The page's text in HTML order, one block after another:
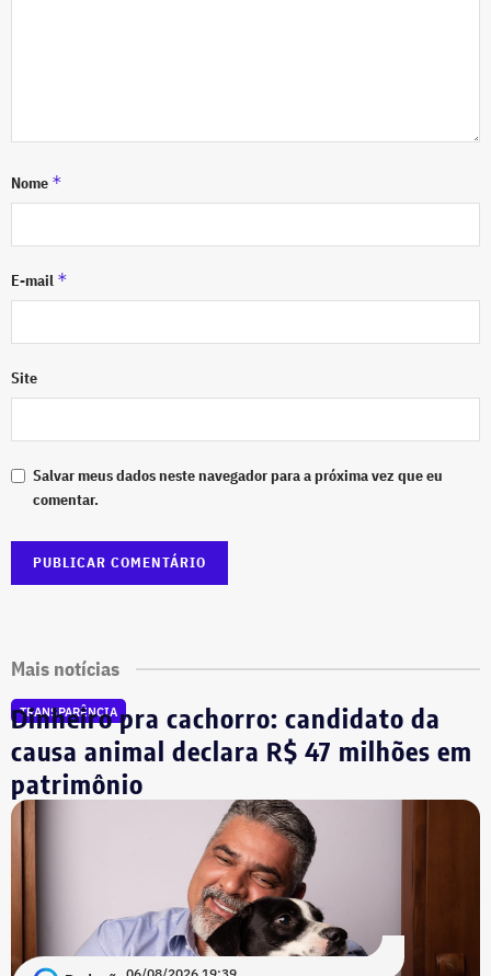
Nome *
E-mail *
Site
Salvar meus dados neste navegador para a próxima vez que eu
comentar.
Mais notícias
TRANSPARÊNCIA
Dinheiro pra cachorro: candidato da
causa animal declara R$ 47 milhões em
patrimônio